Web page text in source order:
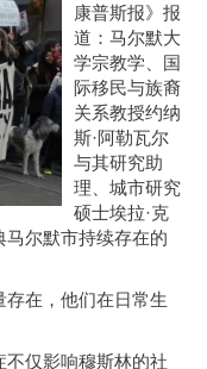
康普斯报》报
道：马尔默大
学宗教学、国
际移民与族裔
关系教授约纳
斯·阿勒瓦尔
与其研究助
理、城市研究
硕士埃拉·克
尔默市持续存在的
在，他们在日常生
仅影响穆斯林的社